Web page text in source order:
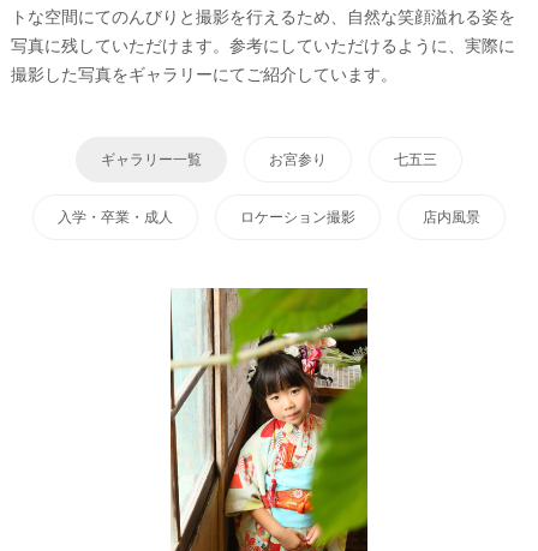
トな空間にてのんびりと撮影を行えるため、自然な笑顔溢れる姿を
写真に残していただけます。参考にしていただけるように、実際に
撮影した写真をギャラリーにてご紹介しています。
ギャラリー一覧 お宮参り 七五三
入学・卒業・成人 ロケーション撮影 店内風景